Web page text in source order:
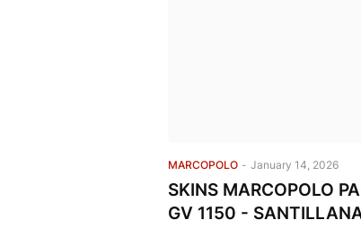
MARCOPOLO - January 14, 2026
SKINS MARCOPOLO
GV 1150 -